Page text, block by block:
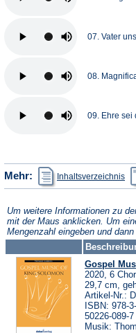
07. Vater
08.
09. Ehre sei
Mehr: Inhaltsverzeichnisin
Um weitere Informationen zu
mit der Maus anklicken. Um
Mengenzahl eingeben und
Gospel
2020, 6
29,7 cm,
Artikel-Nr.:
ISBN: 978-
50226-089-7
Musik: